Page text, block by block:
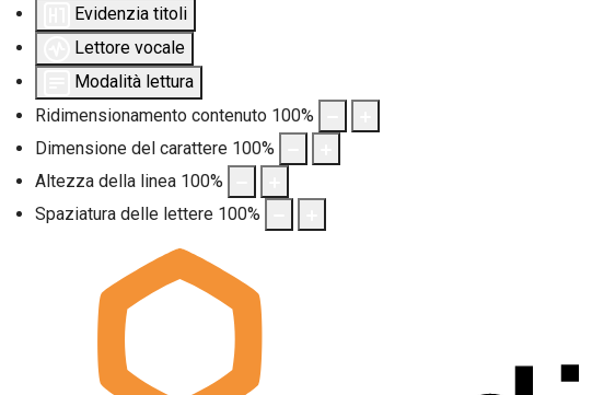
Evidenzia titoli
Lettore vocale
Modalità lettura
Ridimensionamento contenuto 100%
Dimensione del carattere 100%
Altezza della linea 100%
Spaziatura delle lettere 100%